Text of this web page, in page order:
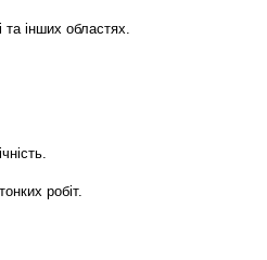
інших областях.
робіт.